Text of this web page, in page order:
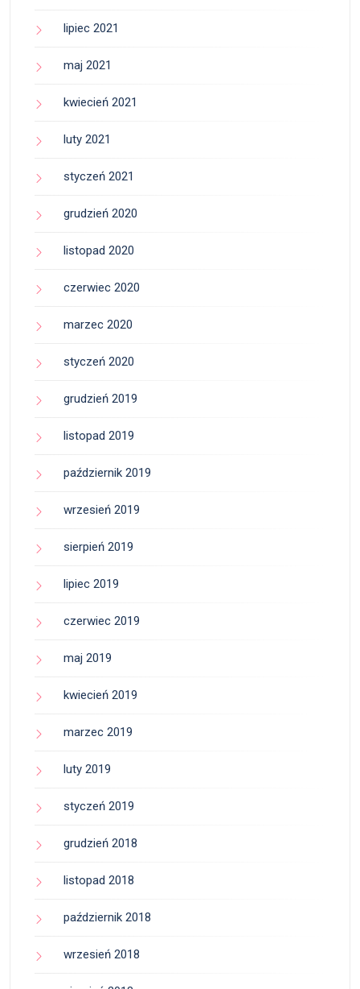
lipiec 2021
maj 2021
kwiecień 2021
luty 2021
styczeń 2021
grudzień 2020
listopad 2020
czerwiec 2020
marzec 2020
styczeń 2020
grudzień 2019
listopad 2019
październik 2019
wrzesień 2019
sierpień 2019
lipiec 2019
czerwiec 2019
maj 2019
kwiecień 2019
marzec 2019
luty 2019
styczeń 2019
grudzień 2018
listopad 2018
październik 2018
wrzesień 2018